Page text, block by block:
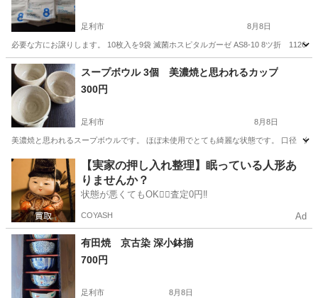
足利市 8月8日
必要な方にお譲りします。 10枚入を9袋 滅菌ホスピタルガーゼ AS8-10 8ツ折 11260
栃木 足利市 その他
スープボウル 3個 美濃焼と思われるカップ
300円
足利市 8月8日
美濃焼と思われるスープボウルです。 ほぼ未使用でとても綺麗な状態です。 口径
栃木 足利市 食器 重さ
【実家の押し入れ整理】眠っている人形あ
りませんか？
状態が悪くてもOK🙆‍♀️査定0円‼️
COYASH Ad
有田焼 京古染 深小鉢揃
700円
足利市 8月8日